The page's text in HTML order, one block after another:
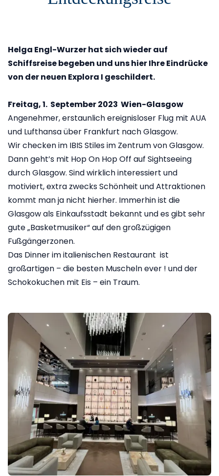
Helga Engl-Wurzer hat sich wieder auf
Schiffsreise begeben und uns hier Ihre Eindrücke
von der neuen Explora I geschildert.
Freitag, 1. September 2023 Wien-Glasgow
Angenehmer, erstaunlich ereignisloser Flug mit AUA
und Lufthansa über Frankfurt nach Glasgow.
Wir checken im IBIS Stiles im Zentrum von Glasgow.
Dann geht’s mit Hop On Hop Off auf Sightseeing
durch Glasgow. Sind wirklich interessiert und
motiviert, extra zwecks Schönheit und Attraktionen
kommt man ja nicht hierher. Immerhin ist die
Glasgow als Einkaufsstadt bekannt und es gibt sehr
gute „Basketmusiker“ auf den großzügigen
Fußgängerzonen.
Das Dinner im italienischen Restaurant ist
großartigen – die besten Muscheln ever ! und der
Schokokuchen mit Eis – ein Traum.